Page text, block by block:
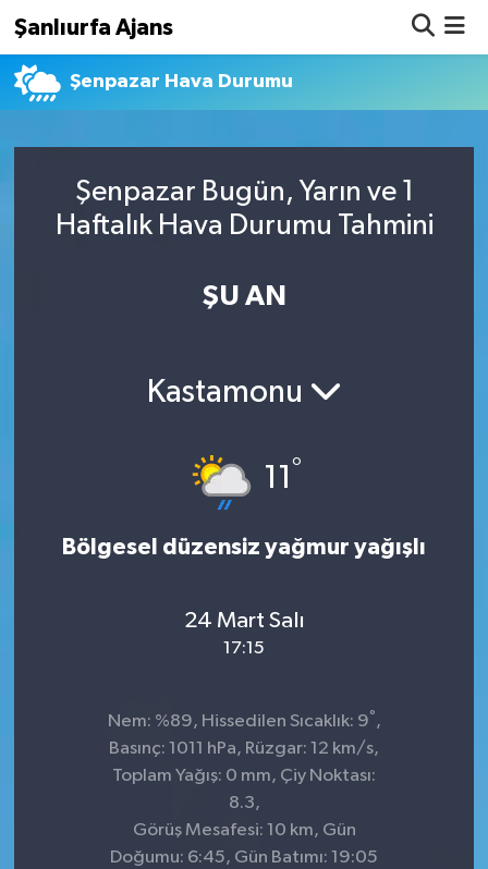
Şanlıurfa Ajans
Şenpazar Hava Durumu
Şenpazar Bugün, Yarın ve 1
Haftalık Hava Durumu Tahmini
ŞU AN
Kastamonu
11°
Bölgesel düzensiz yağmur yağışlı
24 Mart Salı
17:15
Nem: %89, Hissedilen Sıcaklık: 9° ,
Basınç: 1011 hPa, Rüzgar: 12 km/s,
Toplam Yağış: 0 mm, Çiy Noktası:
8.3,
Görüş Mesafesi: 10 km, Gün
Doğumu: 6:45, Gün Batımı: 19:05
Nöbetçi Eczaneler
Namaz Vakitleri
Süper Lig Puan Durumu ve Fikstür